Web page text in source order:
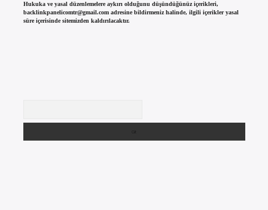
Hukuka ve yasal düzenlemelere aykırı olduğunu düşündüğünüz içerikleri,
backlinkpanelicomtr@gmail.comadresine bildirmeniz halinde, ilgili içerikler yasal
süre içerisinde sitemizden kaldırılacaktır.